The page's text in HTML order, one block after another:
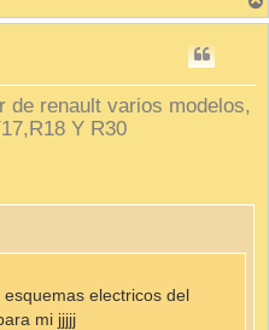
de renault varios modelos,
Y R30
electricos del
mi jjjjj